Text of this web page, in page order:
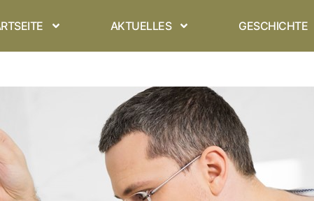
AKTUELLES GESCHICHTE